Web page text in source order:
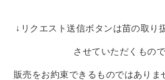
↓リクエスト送信ボタンは苗の取り
させていただくもので
販売をお約束できるものではありま